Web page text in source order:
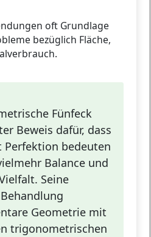
oft Grundlage
bezüglich Fläche,
Fünfeck
Beweis dafür, dass
Perfektion bedeuten
Balance und
Seine
Geometrie mit
trigonometrischen